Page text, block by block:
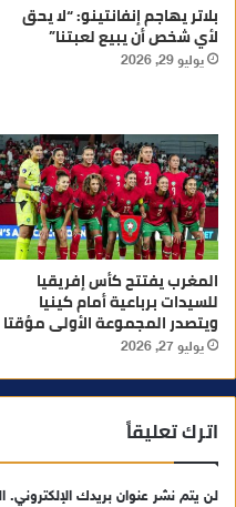
بلاتر يهاجم إنفانتينو: “لا يحق
لأي شخص أن يبيع لعبتنا”
يوليو 29, 2026
المغرب يفتتح كأس إفريقيا
للسيدات برباعية أمام كينيا
ويتصدر المجموعة الأولى مؤقتا
يوليو 27, 2026
اترك تعليقاً
لن يتم نشر عنوان بريدك الإلكتروني.